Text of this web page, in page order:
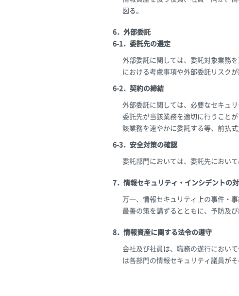
図る。
6．外部委託
6-1．委託先の選定
外部委託に関しては、委託対象業務
における考慮事項や外部委託リスク
6-2．契約の締結
外部委託に関しては、必要なセキュ
委託先が当該業務を適切に行うこと
該業務を速やかに委託する等、前払
6-3．安全対策の確認
委託部門においては、委託先におい
7．情報セキュリティ・インシデントの
万一、情報セキュリティ上の事件・
最善の策を講ずるとともに、予防及び
8．情報資産に関する法令の遵守
会社及び社員は、職務の遂行におい
は各部門の情報セキュリティ議員が